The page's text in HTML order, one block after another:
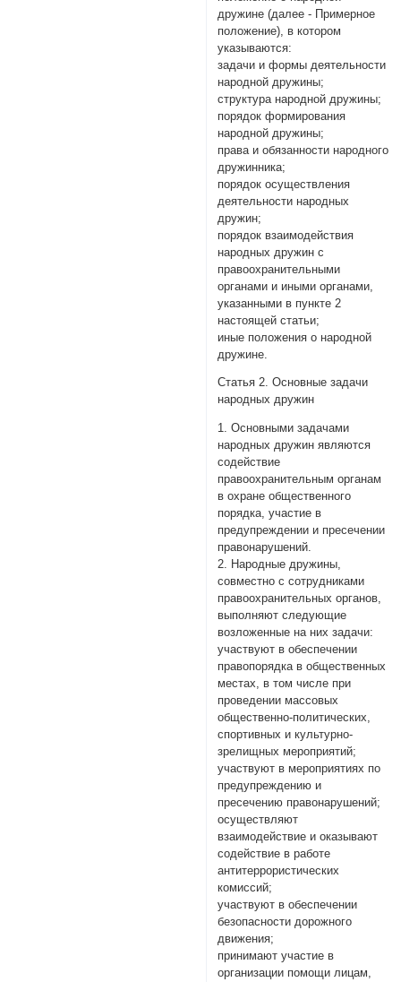
дружине (далее - Примерное
положение), в котором
указываются:
задачи и формы деятельности
народной дружины;
структура народной дружины;
порядок формирования
народной дружины;
права и обязанности народного
дружинника;
порядок осуществления
деятельности народных
дружин;
порядок взаимодействия
народных дружин с
правоохранительными
органами и иными органами,
указанными в пункте 2
настоящей статьи;
иные положения о народной
дружине.
Статья 2. Основные задачи
народных дружин
1. Основными задачами
народных дружин являются
содействие
правоохранительным органам
в охране общественного
порядка, участие в
предупреждении и пресечении
правонарушений.
2. Народные дружины,
совместно с сотрудниками
правоохранительных органов,
выполняют следующие
возложенные на них задачи:
участвуют в обеспечении
правопорядка в общественных
местах, в том числе при
проведении массовых
общественно-политических,
спортивных и культурно-
зрелищных мероприятий;
участвуют в мероприятиях по
предупреждению и
пресечению правонарушений;
осуществляют
взаимодействие и оказывают
содействие в работе
антитеррористических
комиссий;
участвуют в обеспечении
безопасности дорожного
движения;
принимают участие в
организации помощи лицам,